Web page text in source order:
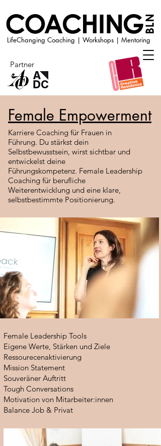
Partner
LifeChanging Coaching | Workshops | Mentoring
Female Empowerment
Karriere Coaching für Frauen in
Führung. Du stärkst dein
Selbstbewusstsein, wirst sichtbar und
entwickelst deine
Führungskompetenz. Female Leadership
Coaching für berufliche
Weiterentwicklung und eine klare,
selbstbestimmte Positionierung.
Female Leadership Tools
Eigene Werte, Stärken und Ziele
Ressourecenaktivierung
Mission Statement
Souveräner Auftritt
Tough Conversations
Motivation von Mitarbeiter:innen
Balance Job & Privat